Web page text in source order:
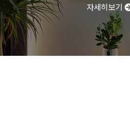
자세히보기